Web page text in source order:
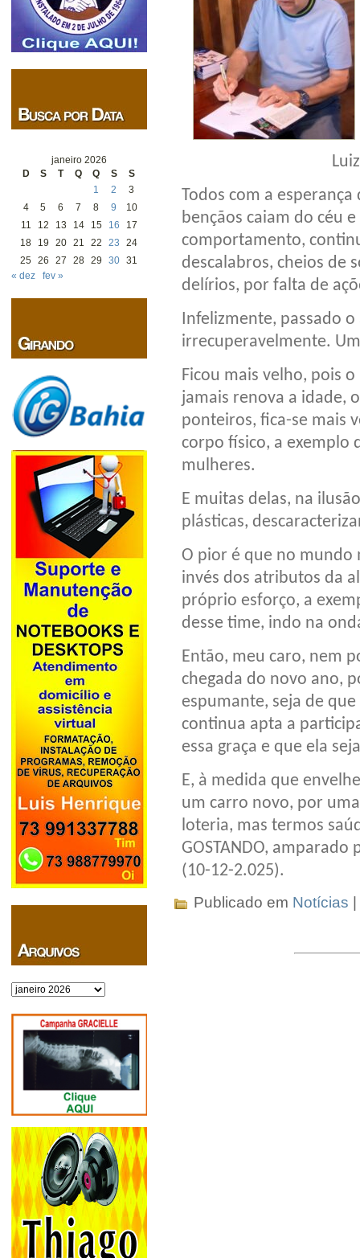
janeiro 2026
D
S T Q Q S
S
1
2
3
4
5 6 7 8 9
10
11
12 13 14 15 16
17
18
19 20 21 22 23
24
25 26 27 28 29 30 31
« dez
fev »
Arquivos
Todos com a
bençãos caiam do céu
comportamento,
descalabros, cheios de
delírios, por falta de
Infelizmente, passado
irrecuperavelmente.
Ficou mais velho, pois
jamais renova a idade,
ponteiros, fica-se mais
corpo físico, a exemplo
mulheres.
E muitas delas, na
plásticas,
O pior é que no mundo
invés dos atributos da
próprio esforço, a
desse time, indo na
Então, meu caro, nem
chegada do novo ano,
espumante, seja de
continua apta a
essa graça e que ela
E, à medida que
um carro novo, por
loteria, mas termos
GOSTANDO,
(10-12-2.025).
Publicado em Notícias